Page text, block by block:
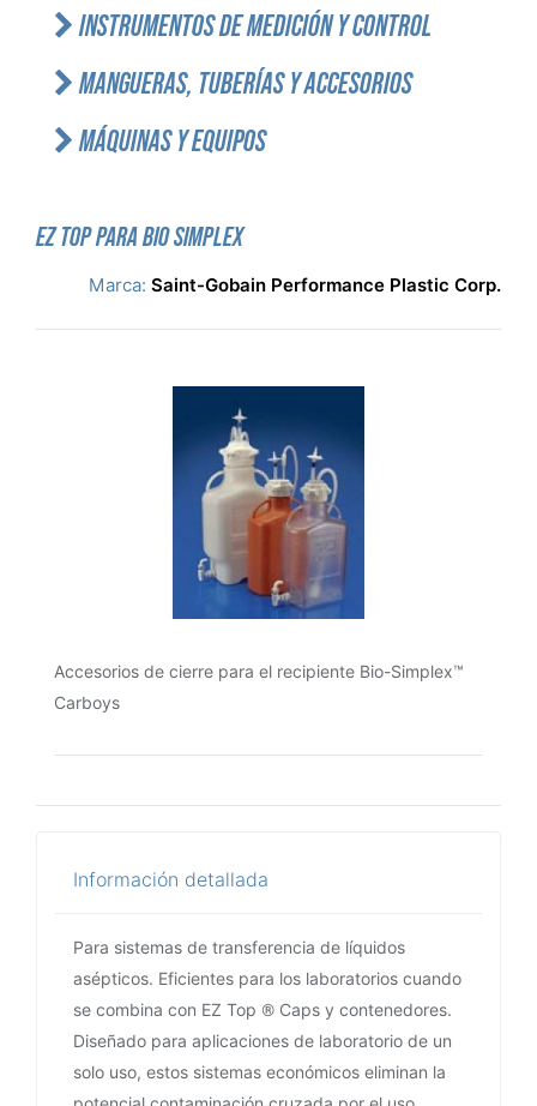
INSTRUMENTOS DE MEDICIÓN Y CONTROL
MANGUERAS, TUBERÍAS Y ACCESORIOS
MÁQUINAS Y EQUIPOS
EZ TOP PARA BIO SIMPLEX
Marca: Saint-Gobain Performance Plastic Corp.
Accesorios de cierre para el recipiente Bio-Simplex™
Carboys
Información detallada
Para sistemas de transferencia de líquidos
asépticos. Eficientes para los laboratorios cuando
se combina con EZ Top ® Caps y contenedores.
Diseñado para aplicaciones de laboratorio de un
solo uso, estos sistemas económicos eliminan la